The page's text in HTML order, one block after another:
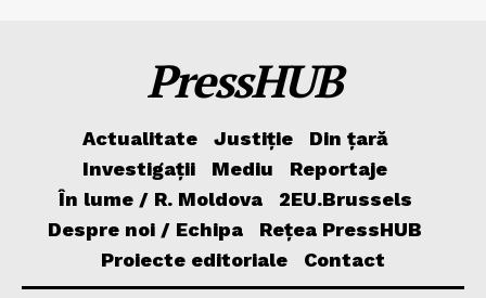
PressHUB
Actualitate Justiție
Din țară
Investigații
Mediu
Reportaje
În lume / R. Moldova
2EU.Brussels
Despre noi / Echipa
Rețea PressHUB
Proiecte editoriale
Contact